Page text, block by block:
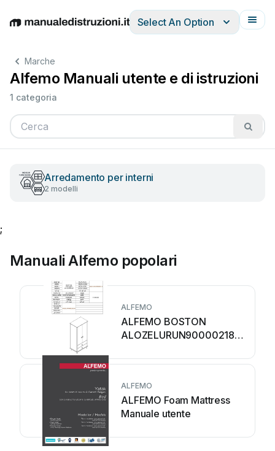
EnglishDeutschEspañolItalianoFrançais
Select An Option
Marche
Alfemo Manuali utente e di istruzioni
1 categoria
Arredamento per interni
2 modelli
;
Manuali Alfemo popolari
ALFEMO
ALFEMO BOSTON
ALOZELURUN90000218
ALFEMO
ALFEMO Foam Mattress
Manuale utente